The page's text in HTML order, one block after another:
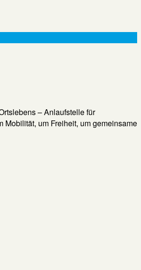
– Anlaufstelle für
Mobilität, um Freiheit, um gemeinsame